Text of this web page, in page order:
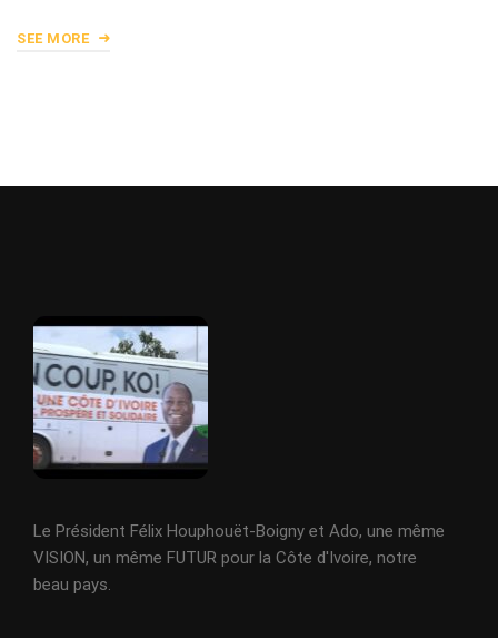
SEE MORE
Le Président Félix Houphouët-Boigny et Ado, une même
VISION, un même FUTUR pour la Côte d'Ivoire, notre
beau pays.